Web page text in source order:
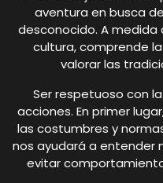
aventura en busca
desconocido. A medida
cultura, comprende
valorar las
Ser respetuoso con
acciones. En primer
las costumbres y
nos ayudará a entender
evitar